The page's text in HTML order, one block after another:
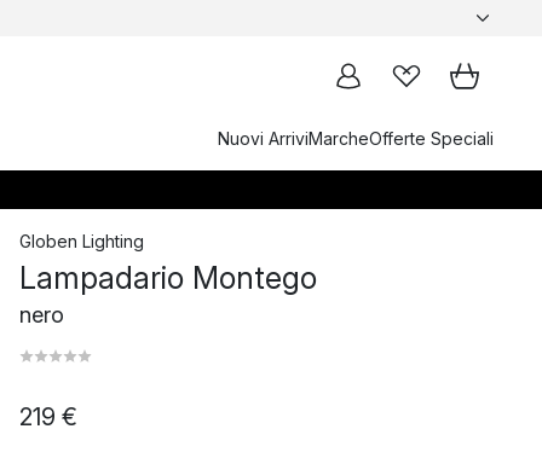
Nuovi ArriviMarcheOfferte Speciali
Globen Lighting
Lampadario Montego
nero
219 €